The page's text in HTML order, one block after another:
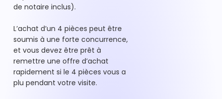
de notaire inclus).
L’achat d’un 4 pièces peut être
soumis à une forte concurrence,
et vous devez être prêt à
remettre une offre d’achat
rapidement si le 4 pièces vous a
plu pendant votre visite.